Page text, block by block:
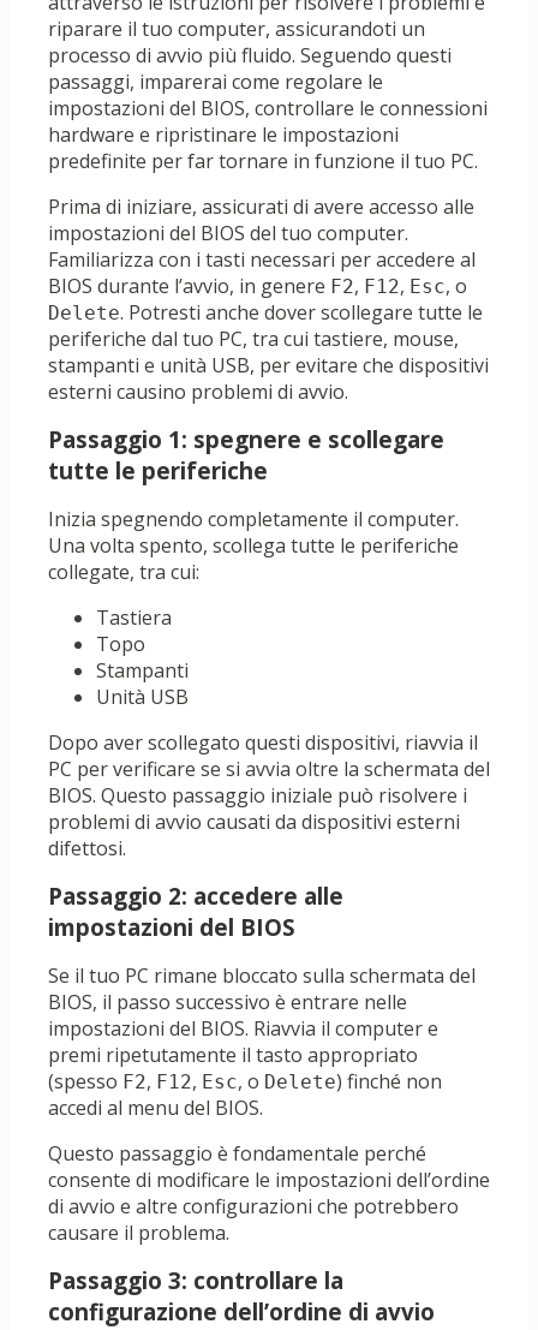
riparare il tuo computer, assicurandoti un
processo di avvio più fluido. Seguendo questi
passaggi, imparerai come regolare le
impostazioni del BIOS, controllare le connessioni
hardware e ripristinare le impostazioni
predefinite per far tornare in funzione il tuo PC.
Prima di iniziare, assicurati di avere accesso alle
impostazioni del BIOS del tuo computer.
Familiarizza con i tasti necessari per accedere al
BIOS durante l’avvio, in genere F2, F12, Esc, o
Delete. Potresti anche dover scollegare tutte le
periferiche dal tuo PC, tra cui tastiere, mouse,
stampanti e unità USB, per evitare che dispositivi
esterni causino problemi di avvio.
Passaggio 1: spegnere e scollegare
tutte le periferiche
Inizia spegnendo completamente il computer.
Una volta spento, scollega tutte le periferiche
collegate, tra cui:
Tastiera
Topo
Stampanti
Unità USB
Dopo aver scollegato questi dispositivi, riavvia il
PC per verificare se si avvia oltre la schermata del
BIOS. Questo passaggio iniziale può risolvere i
problemi di avvio causati da dispositivi esterni
difettosi.
Passaggio 2: accedere alle
impostazioni del BIOS
Se il tuo PC rimane bloccato sulla schermata del
BIOS, il passo successivo è entrare nelle
impostazioni del BIOS. Riavvia il computer e
premi ripetutamente il tasto appropriato
(spesso F2, F12, Esc, o Delete) finché non
accedi al menu del BIOS.
Questo passaggio è fondamentale perché
consente di modificare le impostazioni dell’ordine
di avvio e altre configurazioni che potrebbero
causare il problema.
Passaggio 3: controllare la
configurazione dell’ordine di avvio